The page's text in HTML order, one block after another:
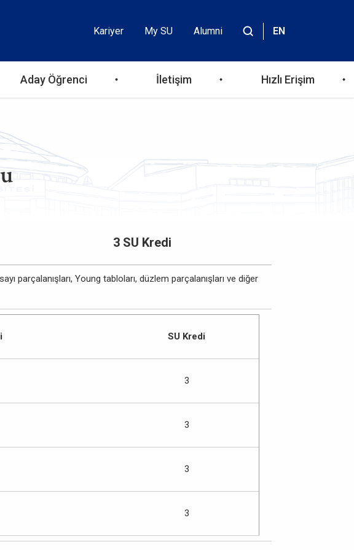
Header
Top
Kariyer My SU
Alumni
EN
Aday Öğrenci İletişim Hızlı Erişim
3 SU Kredi
Young tabloları, düzlem parçalanışları ve diğer
SU Kredi
3
3
3
3